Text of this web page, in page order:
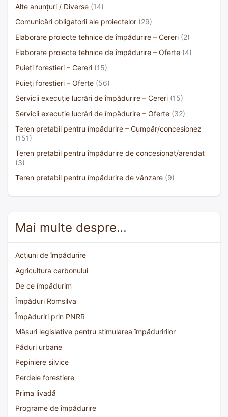
Alte anunțuri / Diverse (14)
Comunicări obligatorii ale proiectelor (29)
Elaborare proiecte tehnice de împădurire – Cereri (2)
Elaborare proiecte tehnice de împădurire – Oferte (4)
Puieți forestieri – Cereri (15)
Puieți forestieri – Oferte (56)
Servicii execuție lucrări de împădurire – Cereri (15)
Servicii execuție lucrări de împădurire – Oferte (32)
Teren pretabil pentru împădurire – Cumpăr/concesionez
(151)
Teren pretabil pentru împădurire de concesionat/arendat
(3)
Teren pretabil pentru împădurire de vânzare (9)
Mai multe despre…
Acțiuni de împădurire
Agricultura carbonului
De ce împădurim
Împăduri Romsilva
Împăduriri prin PNRR
Măsuri legislative pentru stimularea împăduririlor
Păduri urbane
Pepiniere silvice
Perdele forestiere
Prima livadă
Programe de împădurire